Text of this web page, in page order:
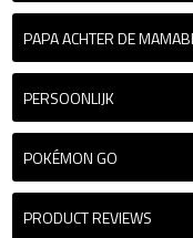
PAPA ACHTER DE
PERSOONLIJK
POKÉMON GO
PRODUCT REVIEWS